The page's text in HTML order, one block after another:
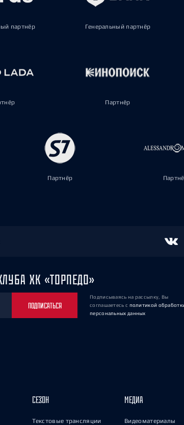
партнёр Генеральный партнёр
Партнёр
Партнёр
ХК «ТОРПЕДО»
ПОДПИСАТЬСЯ
Подписываясь на рассылку, Вы
соглашаетесь с политикой
персональных данных
СЕЗОН
Текстовые трансляции
МЕДИА
Видеоматериалы